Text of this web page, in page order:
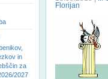
in
za
2027
Florijan